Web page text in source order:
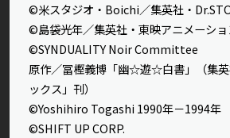
©米スタジオ・Boichi／集英社・
©島袋光年／集英社・東映アニメーショ
©SYNDUALITY Noir Committee
原作／冨樫義博「幽☆遊☆白書」（集英
ックス」刊）
©Yoshihiro Togashi 1990年－1994
©SHIFT UP CORP.